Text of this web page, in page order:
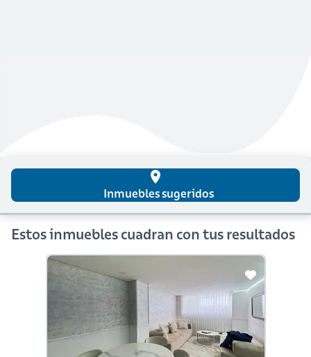
place
Inmuebles sugeridos
Estos inmuebles cuadran con tus resultados